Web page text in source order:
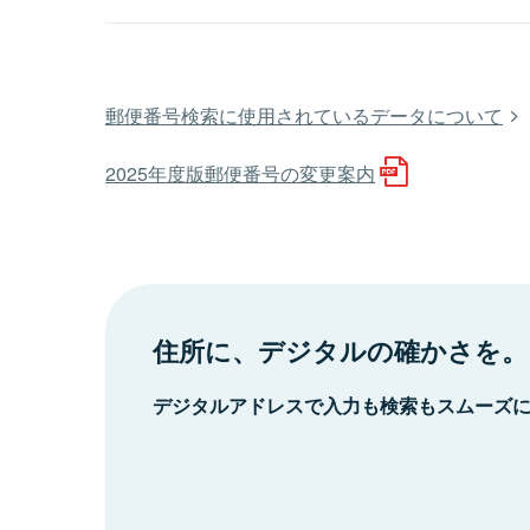
郵便番号検索に使用されているデータについて
2025年度版郵便番号の変更案内
住所に、デジタルの確かさを。
デジタルアドレスで入力も検索もスムーズ